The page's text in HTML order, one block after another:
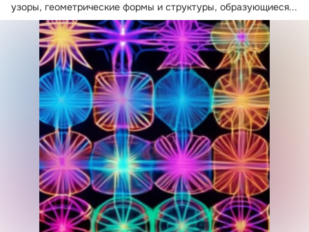
узоры, геометрические формы и структуры, образующиеся...